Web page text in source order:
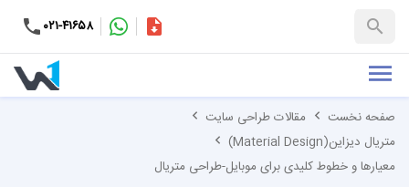
۰۲۱-۴۱۶۵۸
+۹۸-کاتالوگ
صفحه نخست
مقالات طراحی سایت
متریال دیزاین(Material Design)
معیارها و خطوط کلیدی برای موبایل-طراحی متریال